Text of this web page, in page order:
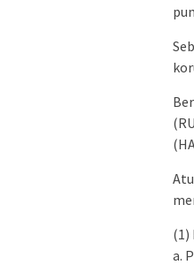
(1)
a.